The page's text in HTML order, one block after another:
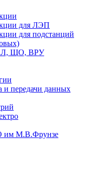
для ЛЭП
для подстанций
ЩО, ВРУ
и передачи данных
им М.В.Фрунзе